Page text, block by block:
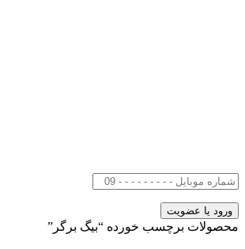
محصولات برچسب خورده “بیگ برگر”